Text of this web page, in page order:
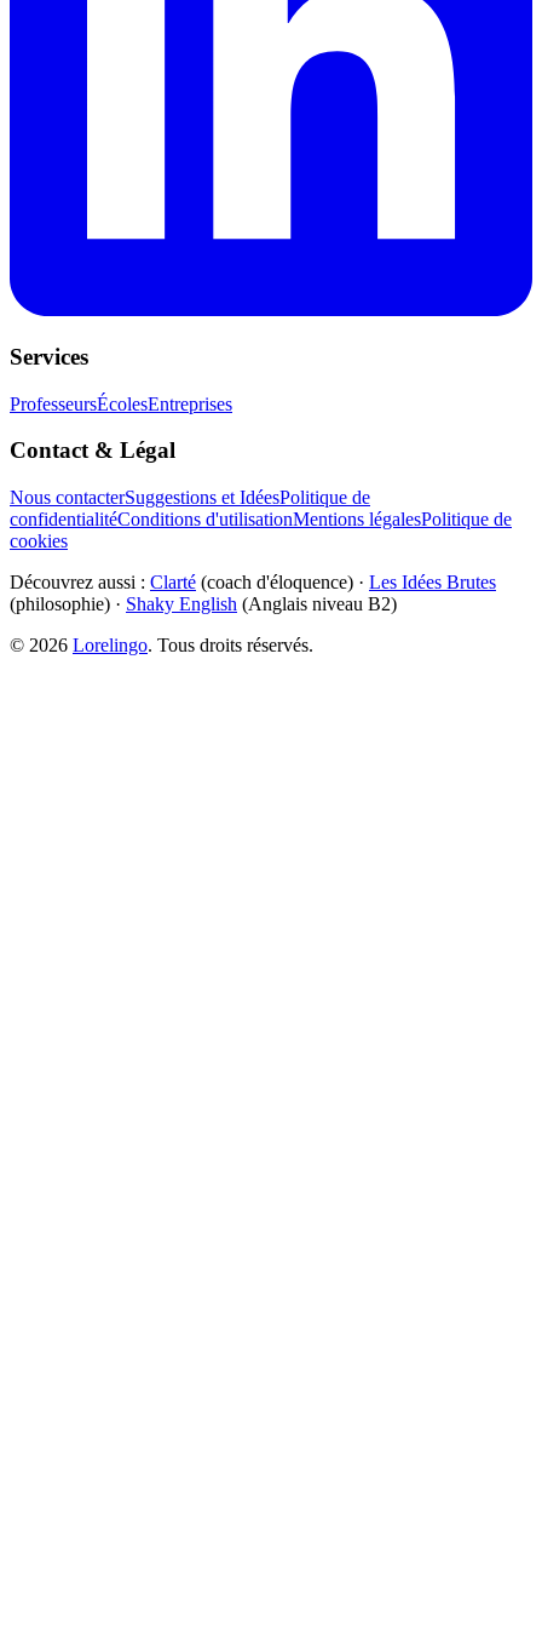
Services
ProfesseursÉcolesEntreprises
Contact & Légal
Nous contacterSuggestions et IdéesPolitique de
confidentialitéConditions d'utilisationMentions légalesPolitique de
cookies
Découvrez aussi : Clarté (coach d'éloquence) · Les Idées Brutes
(philosophie) · Shaky English (Anglais niveau B2)
© 2026 Lorelingo. Tous droits réservés.